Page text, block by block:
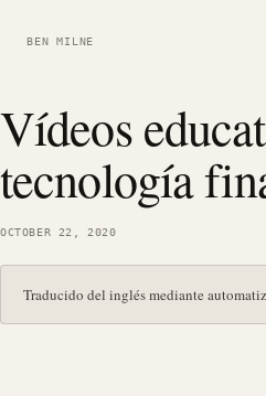
BEN MILNE
Vídeos
tecnología
OCTOBER 22, 2020
Traducido del inglés mediante